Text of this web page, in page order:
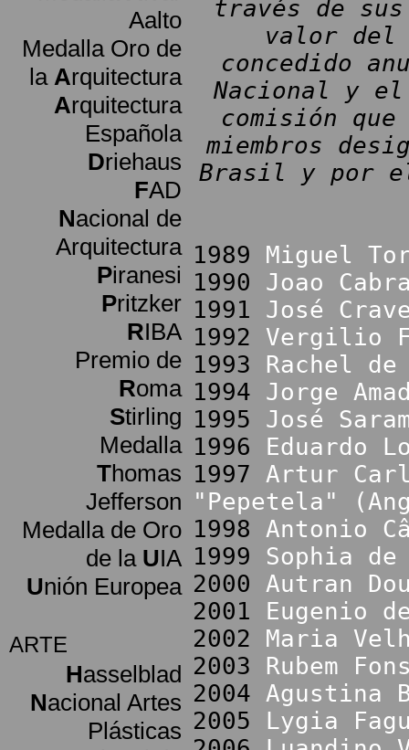
Aalto
Medalla Oro de
la Arquitectura
Arquitectura
Española
Driehaus
FAD
Nacional de
Arquitectura
Piranesi
Pritzker
RIBA
Premio de
Roma
Stirling
Medalla
Thomas
Jefferson
Medalla de Oro
de la UIA
Unión Europea
ARTE
Hasselblad
Nacional Artes
Plásticas
través de
valor del
concedido
Nacional y el
comisión
miembros
Brasil y por
1989 Miguel
1990 Joao
1991 José
1992 Vergilio
1993 Rachel
1994 Jorge
1995 José
1996 Eduardo
1997 Artur
"Pepetela"
1998 Antonio
1999 Sophia
2000 Autran
2001 Eugenio
2002 Maria
2003 Rubem
2004 Agustina
2005 Lygia